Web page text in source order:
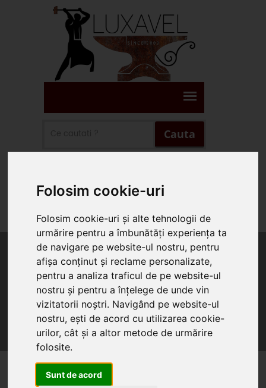
Folosim cookie-uri
Folosim cookie-uri și alte tehnologii de
urmărire pentru a îmbunătăți experiența ta
de navigare pe website-ul nostru, pentru
afișa conținut și reclame personalizate,
pentru a analiza traficul de pe website-ul
nostru și pentru a înțelege de unde vin
vizitatorii noștri. Navigând pe website-ul
nostru, ești de acord cu utilizarea cookie-
urilor, cât și a altor metode de urmărire
folosite.
Sunt de acord
Cauta
Suna 0745.578.165
Home Produse Oferte
Servicii
Articole
Oferte promotionale si
produse din fier forjat